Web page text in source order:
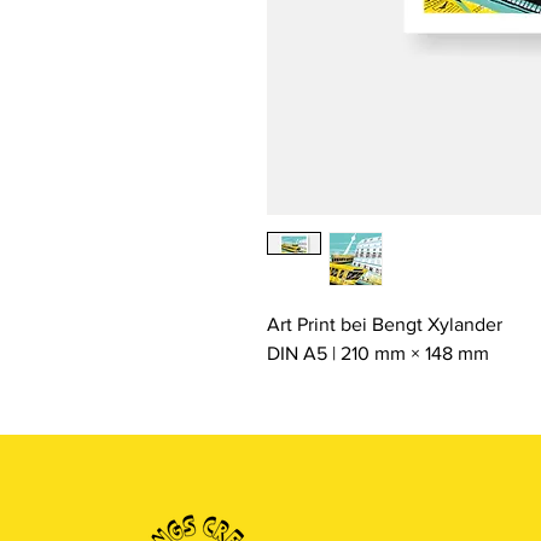
Art Print bei Bengt Xylander
DIN A5 | 210 mm × 148 mm